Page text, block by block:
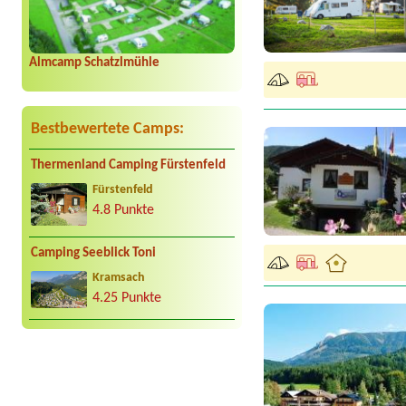
Almcamp Schatzlmühle
Bestbewertete Camps:
Thermenland Camping Fürstenfeld
Fürstenfeld
4.8 Punkte
Camping Seeblick Toni
Kramsach
4.25 Punkte